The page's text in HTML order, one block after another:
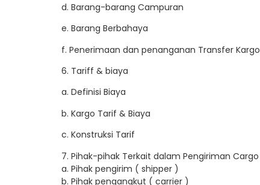
d. Barang-barang Campuran
e. Barang Berbahaya
f. Penerimaan dan penanganan Transfer
6. Tariff & biaya
a. Definisi Biaya
b. Kargo Tarif & Biaya
c. Konstruksi Tarif
7. Pihak-pihak Terkait dalam Pengiriman Cargo
a. Pihak pengirim ( shipper )
b. Pihak pengangkut ( carrier )